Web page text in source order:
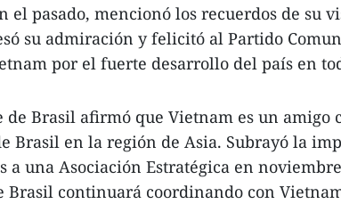
el pasado, mencionó los recuerdos de su
su admiración y felicitó al Partido
por el fuerte desarrollo del país en
de Brasil afirmó que Vietnam es un amigo
Brasil en la región de Asia. Subrayó la
a una Asociación Estratégica en
Brasil continuará coordinando con